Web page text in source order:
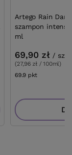
Artego Rain
szampon
ml
69,90 zł / szt.
(27,96 zł / 100ml)
69.9 pkt